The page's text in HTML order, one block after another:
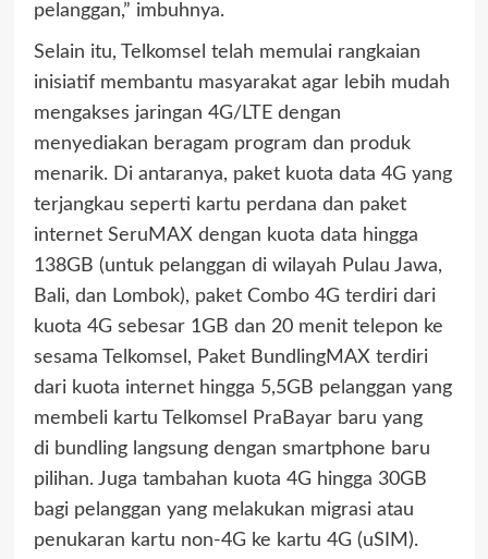
pelanggan,” imbuhnya.
Selain itu, Telkomsel telah memulai rangkaian
inisiatif membantu masyarakat agar lebih mudah
mengakses jaringan 4G/LTE dengan
menyediakan beragam program dan produk
menarik. Di antaranya, paket kuota data 4G yang
terjangkau seperti kartu perdana dan paket
internet SeruMAX dengan kuota data hingga
138GB (untuk pelanggan di wilayah Pulau Jawa,
Bali, dan Lombok), paket Combo 4G terdiri dari
kuota 4G sebesar 1GB dan 20 menit telepon ke
sesama Telkomsel, Paket BundlingMAX terdiri
dari kuota internet hingga 5,5GB pelanggan yang
membeli kartu Telkomsel PraBayar baru yang
di bundling langsung dengan smartphone baru
pilihan. Juga tambahan kuota 4G hingga 30GB
bagi pelanggan yang melakukan migrasi atau
penukaran kartu non-4G ke kartu 4G (uSIM).